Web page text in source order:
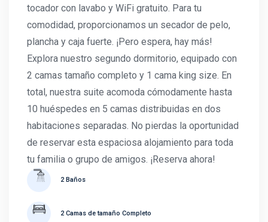
tocador con lavabo y WiFi gratuito. Para tu
comodidad, proporcionamos un secador de pelo,
plancha y caja fuerte. ¡Pero espera, hay más!
Explora nuestro segundo dormitorio, equipado con
2 camas tamaño completo y 1 cama king size. En
total, nuestra suite acomoda cómodamente hasta
10 huéspedes en 5 camas distribuidas en dos
habitaciones separadas. No pierdas la oportunidad
de reservar esta espaciosa alojamiento para toda
tu familia o grupo de amigos. ¡Reserva ahora!
2 Baños
2 Camas de tamaño Completo